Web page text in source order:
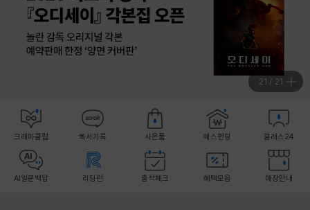
21 / 21
크레마클럽 독서기록 사은품 예스펀딩 클래스24
AI일문백답 리딩런 출석체크 혜택모음 매장안내